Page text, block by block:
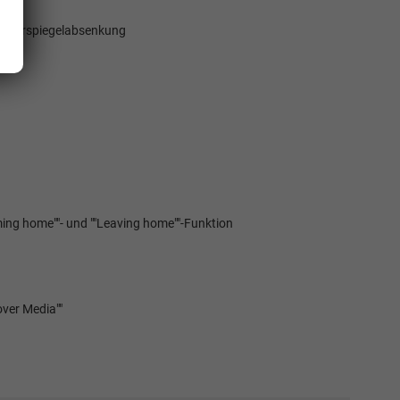
home""- und ""Leaving home""-Funktion
Media""